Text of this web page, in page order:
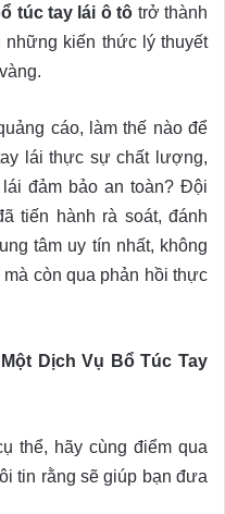
túc tay lái ô tô trở thành
những kiến thức lý thuyết
cáo, làm thế nào để
lái thực sự chất lượng,
đảm bảo an toàn? Đội
tiến hành rà soát, đánh
tâm uy tín nhất, không
còn qua phản hồi thực
Dịch Vụ Bổ Túc Tay
thể, hãy cùng điểm qua
tin rằng sẽ giúp bạn đưa